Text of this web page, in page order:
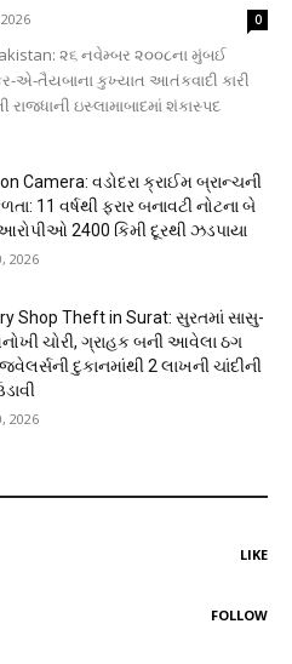
0
૨૬ નવેમ્બર ૨૦૦૮ના મુંબઈ
એ-તૈયબાના કુખ્યાત આતંકવાદી કારી
ઇસ્લામાબાદમાં શંકાસ્પદ
Camera: વડોદરા ક્રાઈમ બ્રાન્ચની
11 વર્ષથી ફરાર બનાવટી નોટના બે
2400 કિમી દૂરથી ઝડપાયા
2026
Shop Theft in Surat: સુરતમાં સાસુ-
ચોરી, ગ્રાહક બની આવેલા ઠગ
દુકાનમાંથી 2 લાખની ચાંદીની
2026
LIKE
FOLLOW